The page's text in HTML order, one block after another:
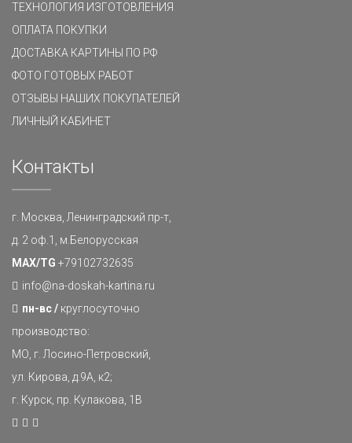
ТЕХНОЛОГИЯ ИЗГОТОВЛЕНИЯ
ОПЛАТА ПОКУПКИ
ДОСТАВКА КАРТИНЫ ПО РФ
ФОТО ГОТОВЫХ РАБОТ
ОТЗЫВЫ НАШИХ ПОКУПАТЕЛЕЙ
ЛИЧНЫЙ КАБИНЕТ
Контакты
г. Москва, Ленинградский пр-т,
д. 2 оф.1, м.Белорусская
MAX/TG +79102732635
info@na-doskah-kartina.ru
пн-вс / круглосуточно
производство:
МО, г. Лосино-Петровский,
ул. Кирова, д.9А, к2;
г. Курск, пр. Кулакова, 1В